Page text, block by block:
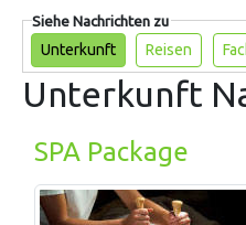
Siehe Nachrichten zu
Unterkunft
Reisen
Unterkunft
SPA Package